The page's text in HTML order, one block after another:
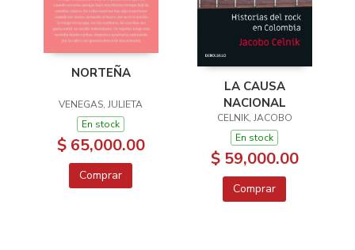
NORTEÑA
VENEGAS, JULIETA
En stock
$ 65,000.00
Comprar
LA CAUSA
NACIONAL
CELNIK, JACOBO
En stock
$ 59,000.00
Comprar